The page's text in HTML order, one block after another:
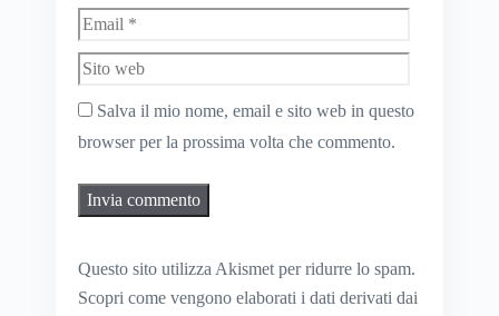
web
Salva il mio nome, email e sito web in questo
browser per la prossima volta che commento.
Questo sito utilizza Akismet per ridurre lo spam.
Scopri come vengono elaborati i dati derivati dai